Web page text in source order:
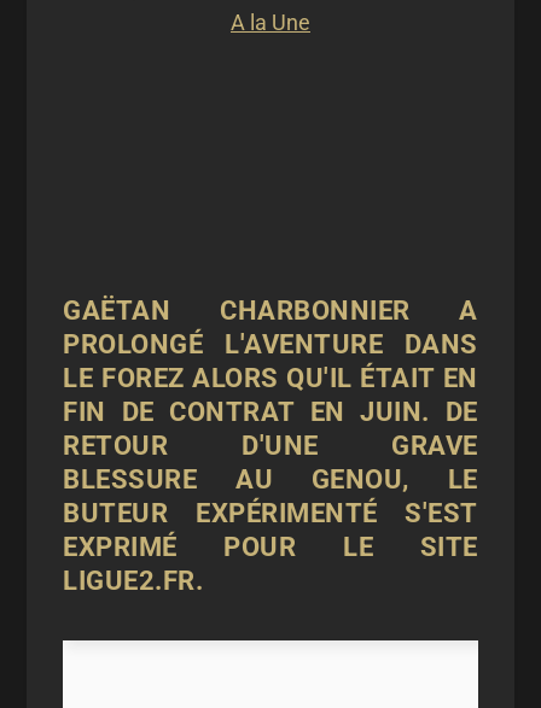
A la Une
GAËTAN CHARBONNIER A
PROLONGÉ L'AVENTURE DANS
LE FOREZ ALORS QU'IL ÉTAIT EN
FIN DE CONTRAT EN JUIN. DE
RETOUR D'UNE GRAVE
BLESSURE AU GENOU, LE
BUTEUR EXPÉRIMENTÉ S'EST
EXPRIMÉ POUR LE SITE
LIGUE2.FR.